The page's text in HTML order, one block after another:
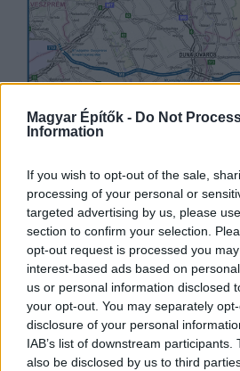
Magyar Építők - Do Not
Information
If you wish to opt-out of the sale,
processing of your personal or
targeted advertising by us, please
section to confirm your selection.
opt-out request is processed you
interest-based ads based on
us or personal information disclosed
your opt-out. You may separately
disclosure of your personal
IAB’s list of downstream
also be disclosed by us to third
Ez a szakasz értelemszerűen csak
északra jelentkező terhelését
legtöbb probléma éppen itt van:
főváros közeli térségéről és az
szólnak legtöbbször a negatív
jócskán belejátszik, hogy az M44-
beérkező teher- és
megnöveli járművek számát az